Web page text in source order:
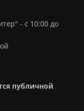
- с 10:00 до
публичной